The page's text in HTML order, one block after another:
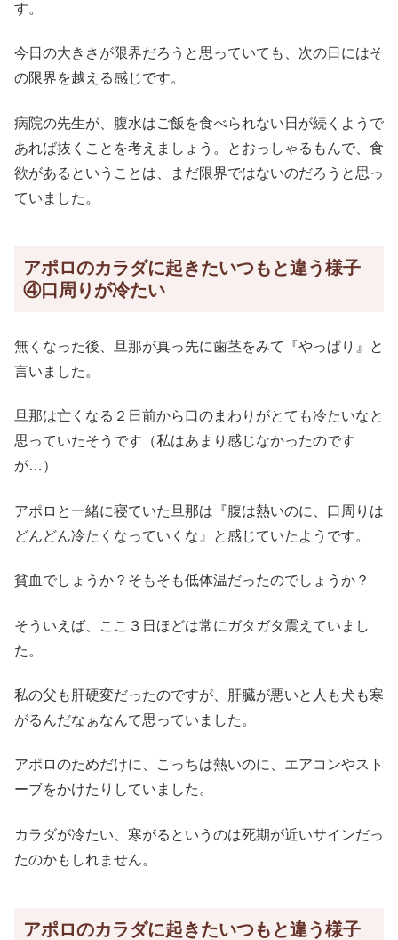
す。
今日の大きさが限界だろうと思っていても、次の日にはそ
の限界を越える感じです。
病院の先生が、腹水はご飯を食べられない日が続くようで
あれば抜くことを考えましょう。とおっしゃるもんで、食
欲があるということは、まだ限界ではないのだろうと思っ
ていました。
アポロのカラダに起きたいつもと違う様子
④口周りが冷たい
無くなった後、旦那が真っ先に歯茎をみて『やっぱり』と
言いました。
旦那は亡くなる２日前から口のまわりがとても冷たいなと
思っていたそうです（私はあまり感じなかったのです
が…）
アポロと一緒に寝ていた旦那は『腹は熱いのに、口周りは
どんどん冷たくなっていくな』と感じていたようです。
貧血でしょうか？そもそも低体温だったのでしょうか？
そういえば、ここ３日ほどは常にガタガタ震えていまし
た。
私の父も肝硬変だったのですが、肝臓が悪いと人も犬も寒
がるんだなぁなんて思っていました。
アポロのためだけに、こっちは熱いのに、エアコンやスト
ーブをかけたりしていました。
カラダが冷たい、寒がるというのは死期が近いサインだっ
たのかもしれません。
アポロのカラダに起きたいつもと違う様子